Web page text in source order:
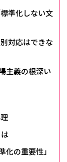
準化しない文
対応はできな
主義の根深い
の重要性」